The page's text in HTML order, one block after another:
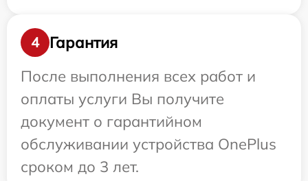
4
Гарантия
После выполнения всех работ и
оплаты услуги Вы получите
документ о гарантийном
обслуживании устройства OnePlus
сроком до 3 лет.